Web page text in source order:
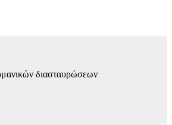
διασταυρώσεων